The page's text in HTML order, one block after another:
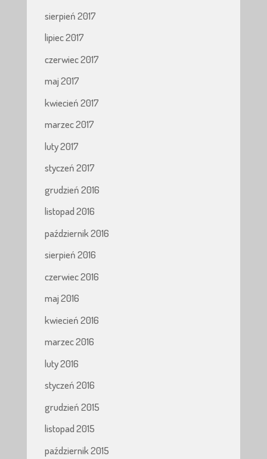
sierpień 2017
lipiec 2017
czerwiec 2017
maj 2017
kwiecień 2017
marzec 2017
luty 2017
styczeń 2017
grudzień 2016
listopad 2016
październik 2016
sierpień 2016
czerwiec 2016
maj 2016
kwiecień 2016
marzec 2016
luty 2016
styczeń 2016
grudzień 2015
listopad 2015
październik 2015